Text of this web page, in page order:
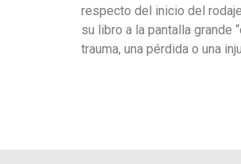
respecto del inicio del
su libro a la pantalla grande
trauma, una pérdida o una